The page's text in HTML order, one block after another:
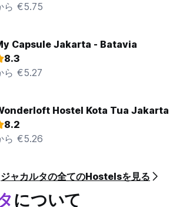
ら €5.75
Capsule Jakarta - Batavia
8.3
ら €5.27
Hostel Kota Tua Jakarta
8.2
ら €5.26
ジャカルタの全てのHostelsを見る
について